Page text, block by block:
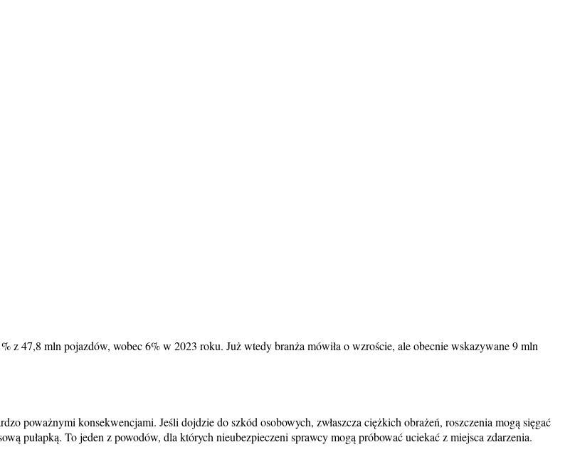
z 47,8 mln pojazdów, wobec 6% w 2023 roku. Już wtedy branża mówiła o wzroście, ale obecnie wskazywane 9 mln
poważnymi konsekwencjami. Jeśli dojdzie do szkód osobowych, zwłaszcza ciężkich obrażeń, roszczenia mogą sięgać
pułapką. To jeden z powodów, dla których nieubezpieczeni sprawcy mogą próbować uciekać z miejsca zdarzenia.